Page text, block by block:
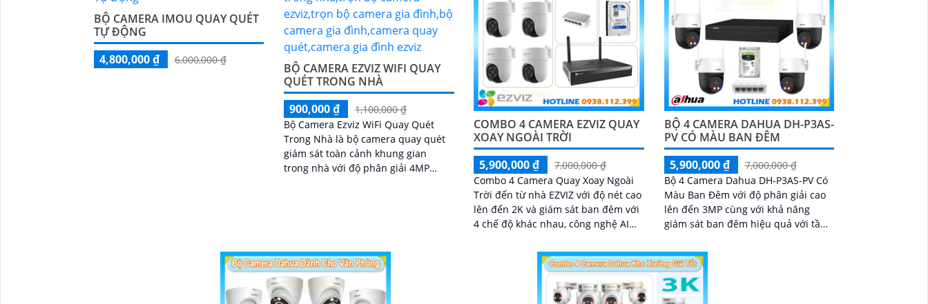
BỘ CAMERA IMOU QUAY QUÉT
TỰ ĐỘNG
4,800,000 ₫
6,000,000 ₫
BỘ CAMERA EZVIZ WIFI QUAY
QUÉT TRONG NHÀ
900,000 ₫
1,100,000 ₫
Bộ Camera Ezviz WiFi Quay Quét
Trong Nhà là bộ camera quay quét
giám sát toàn cảnh khung gian
trong nhà với độ phân giải 4MP
COMBO 4 CAMERA EZVIZ QUAY
XOAY NGOÀI TRỜI
5,900,000 ₫
7,000,000 ₫
Combo 4 Camera Quay Xoay Ngoài
Trời đến từ nhà EZVIZ với độ nét cao
lên đến 2K và giám sát ban đêm với
4 chế độ khác nhau, công nghệ AI
động chuẩn sát được quản lý tập
trung bởi đầu ghi hình IP WiFi
BỘ 4 CAMERA DAHUA DH-P3AS-
PV CÓ MÀU BAN ĐÊM
5,900,000 ₫
7,000,000 ₫
Bộ 4 Camera Dahua DH-P3AS-PV Có
Màu Ban Đêm với độ phân giải cao
lên đến 3MP cùng với khả năng
giám sát ban đêm hiệu quả với tầm
bên cạnh đó là khả năng giúp đàm
thoại âm thanh 2 chiều và báo động
răng de chủ động khi phát hiện xâm
nhập